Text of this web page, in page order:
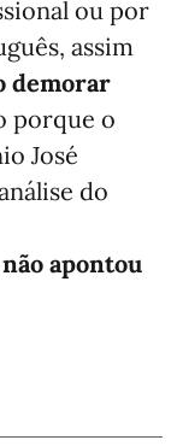
ou por
assim
demorar
porque o
José
do
não apontou